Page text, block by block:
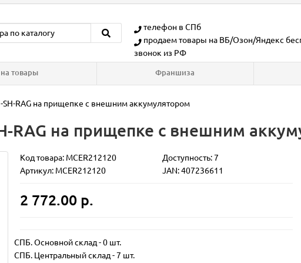
телефон в СПб
продаем товары на ВБ/Озон/Яндекс
звонок из РФ
товары Франшиза
RAG на прищепке с внешним аккумулятором
RAG на прищепке с внешним
Код товара: MCER212120
Доступность: 7
Артикул: MCER212120
JAN: 407236611
2 772.00 р.
СПБ. Основной склад-0 шт.
СПБ. Центральный склад-7 шт.